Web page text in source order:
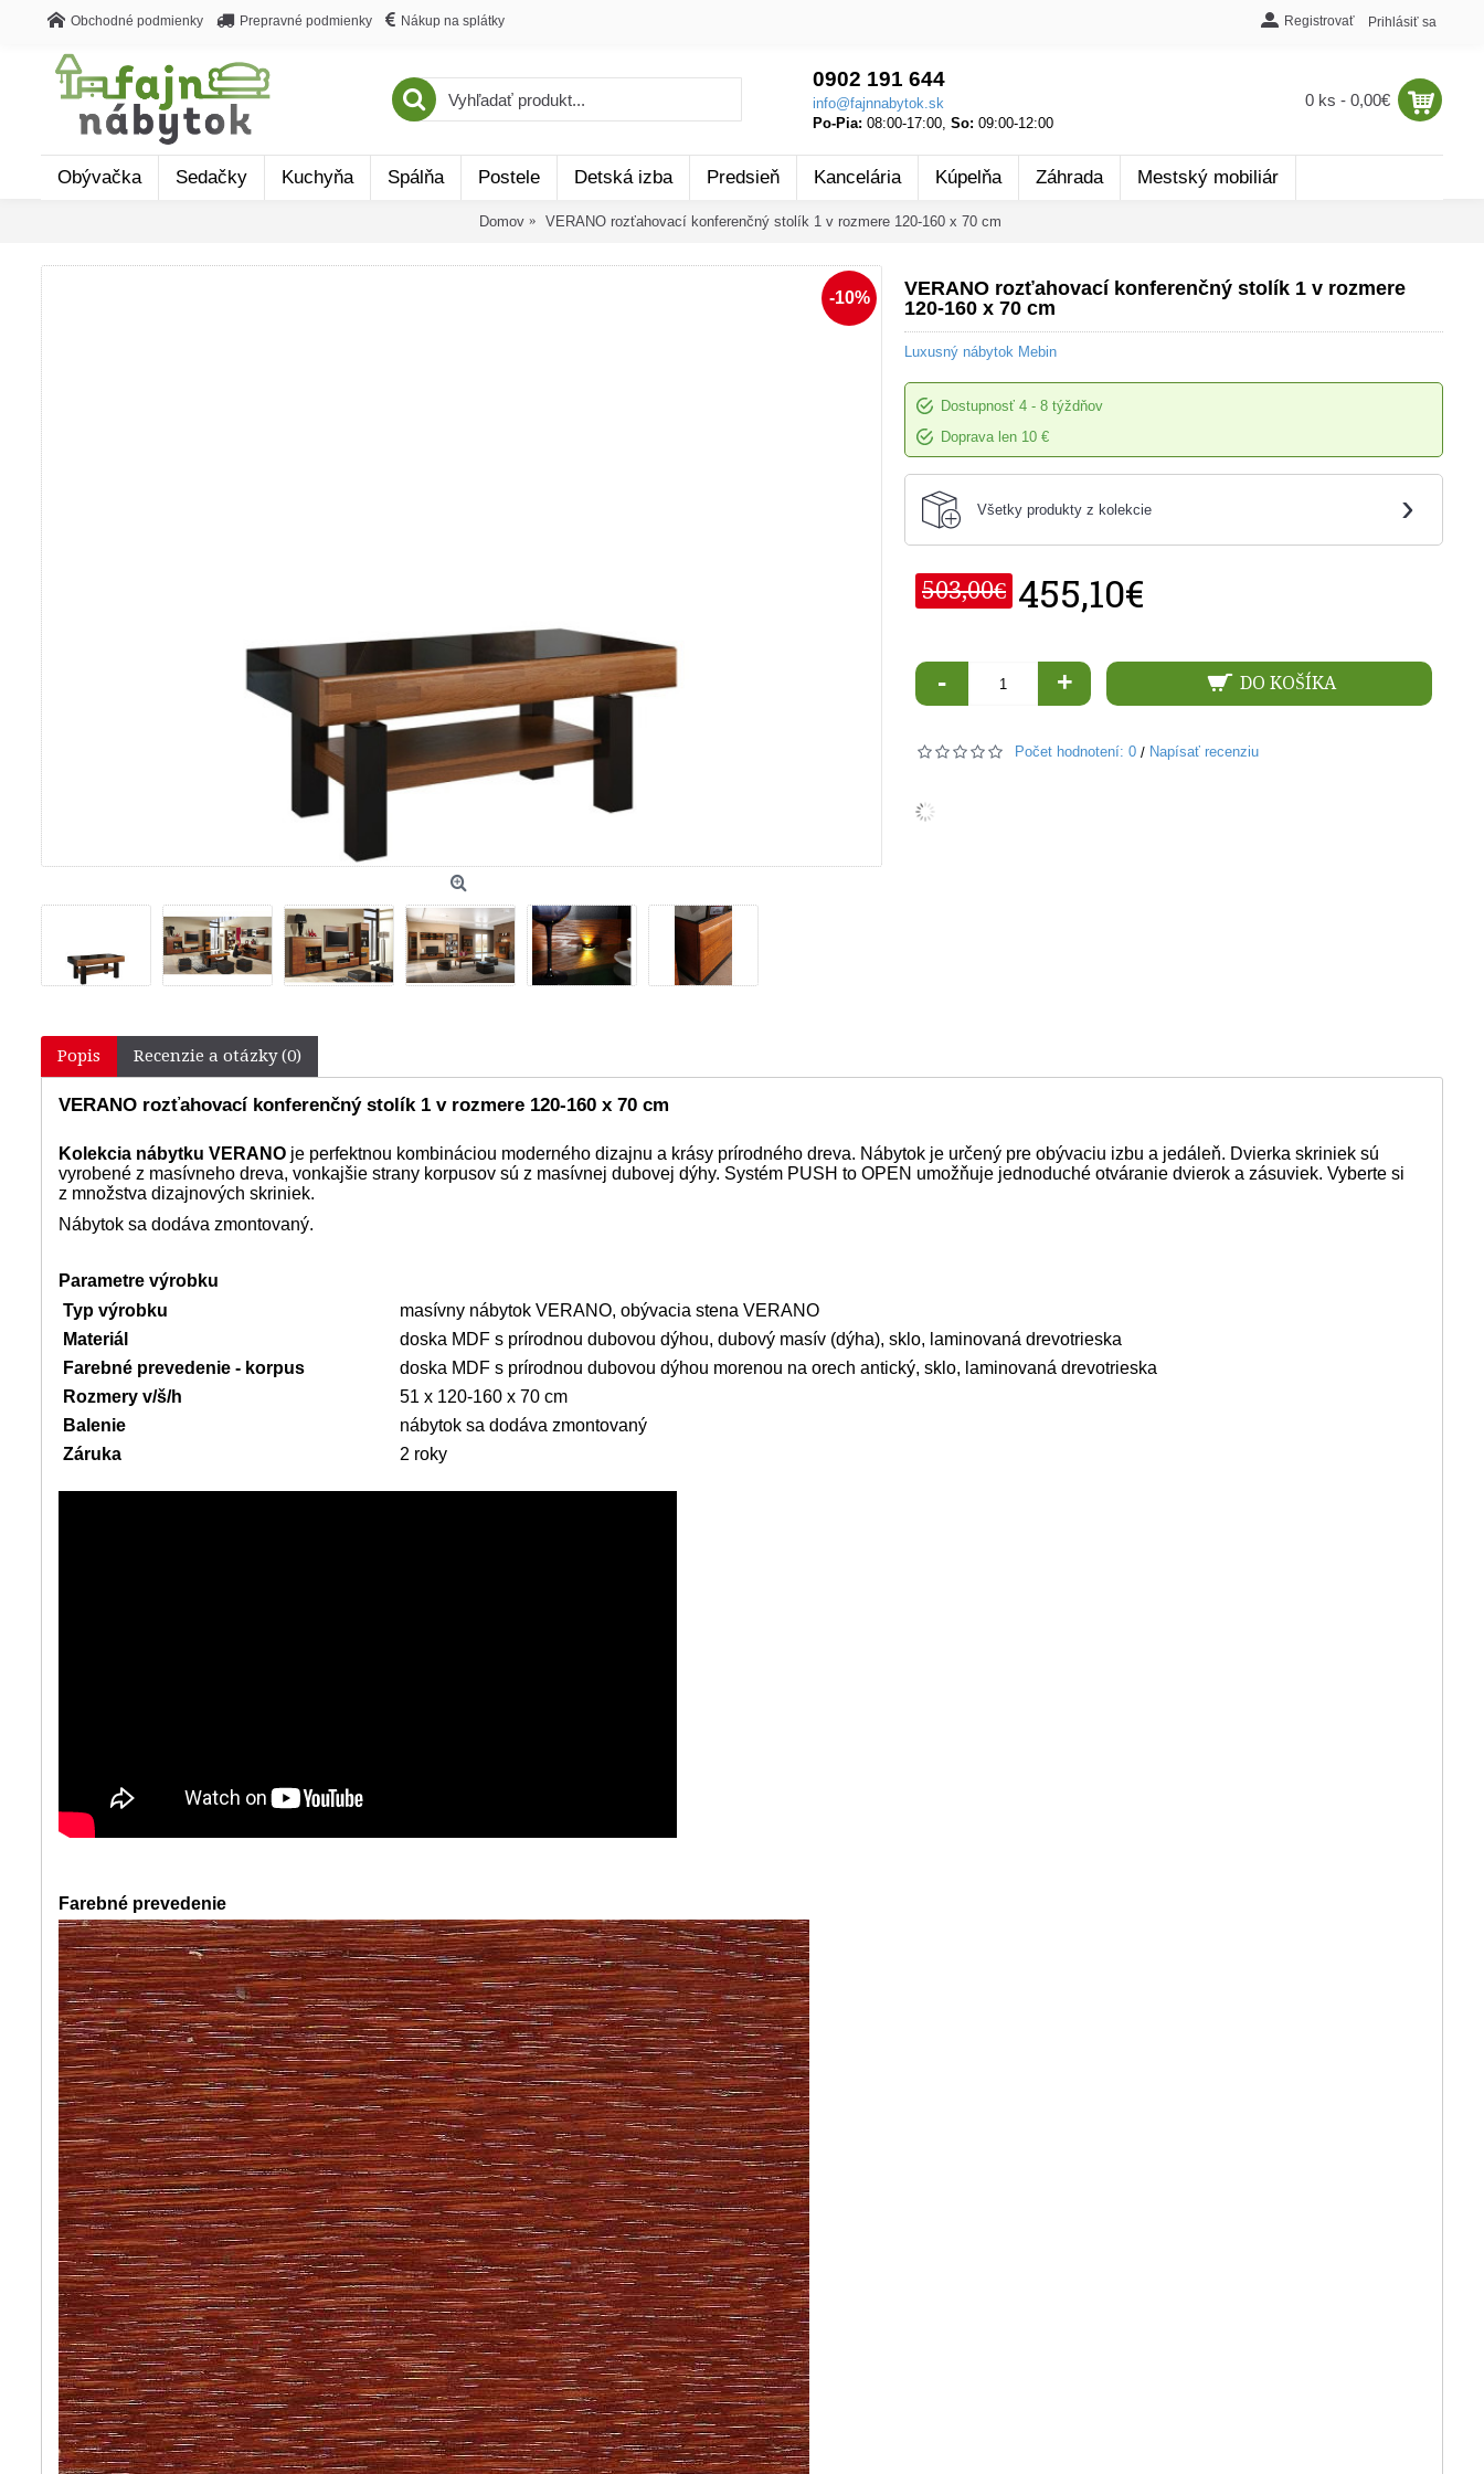
Obchodné podmienky Prepravné podmienky Nákup na splátky Registrovať Prihlásiť sa
0902 191 644
info@fajnnabytok.sk
Po-Pia: 08:00-17:00, So: 09:00-12:00
0 ks - 0,00€
Obývačka Sedačky Kuchyňa Spálňa Postele Detská izba Predsieň Kancelária Kúpelňa Záhrada Mestský mobiliár
Domov VERANO rozťahovací konferenčný stolík 1 v rozmere 120-160 x 70 cm
-10%
VERANO rozťahovací konferenčný stolík 1 v rozmere
120-160 x 70 cm
Luxusný nábytok Mebin
Dostupnosť 4 - 8 týždňov
Doprava len 10 €
Všetky produkty z kolekcie ›
503,00€ 455,10€
- + DO KOŠÍKA
Počet hodnotení: 0 / Napísať recenziu
Popis Recenzie a otázky (0)
VERANO rozťahovací konferenčný stolík 1 v rozmere 120-160 x 70 cm
Kolekcia nábytku VERANO je perfektnou kombináciou moderného dizajnu a krásy prírodného dreva. Nábytok je určený pre obývaciu izbu a jedáleň. Dvierka skriniek sú
vyrobené z masívneho dreva, vonkajšie strany korpusov sú z masívnej dubovej dýhy. Systém PUSH to OPEN umožňuje jednoduché otváranie dvierok a zásuviek. Vyberte si
z množstva dizajnových skriniek.
Nábytok sa dodáva zmontovaný.
Parametre výrobku
Typ výrobku
masívny nábytok VERANO, obývacia stena VERANO
Materiál
doska MDF s prírodnou dubovou dýhou, dubový masív (dýha), sklo, laminovaná drevotrieska
Farebné prevedenie - korpus
doska MDF s prírodnou dubovou dýhou morenou na orech antický, sklo, laminovaná drevotrieska
Rozmery v/š/h
51 x 120-160 x 70 cm
Balenie
nábytok sa dodáva zmontovaný
Záruka
2 roky
Farebné prevedenie